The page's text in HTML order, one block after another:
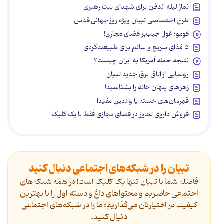
نماز لیله الدفن برای شهدای بیت رهبری
طرح اختصاصی تبیان ویژه روز جهانی قدس
فومو؛ غول جیب‌بر فضای مجازی!
۵ غذای سریع و سالم برای طبیعت‌گردی
نتیجه حمله آمریکا به ایران چیست؟
رونمایی از اتاق برق جدید تبیان
زهرهای پنهان خانه را بشناسید!
قهرمان‌های خسته یا والدین مفید!
فروش داروی تجاوز در فضای مجازی فقط با یک کلیک!
تبیان را در شبکه‌های اجتماعی دنبال کنید
فاصله شما با تبیان تنها یک کلیک است! در همه شبکه‌های
اجتماعی حاضریم و محتواهای داغ و دسته اول را با بهترین
کیفیت در اختیارتان می‌گذاریم؛ ما را در شبکه‌های اجتماعی
دنیال کنید.